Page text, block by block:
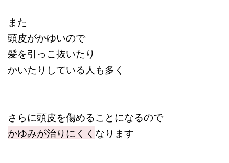
また
頭皮がかゆいので
髪を引っこ抜いたり
かいたり している人も多く
さらに頭皮を傷めることになるので
かゆみが治りにくく なります